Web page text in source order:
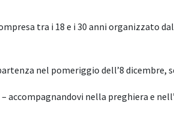
tra i 18 e i 30 anni organizzato
nel pomeriggio dell’8 dicembre,
nella preghiera e